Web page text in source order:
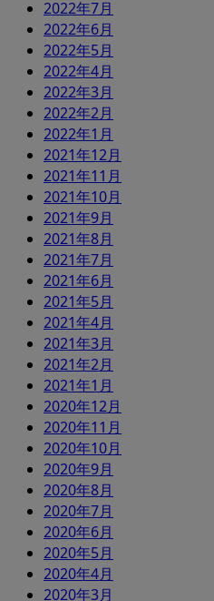
2022年7月
2022年6月
2022年5月
2022年4月
2022年3月
2022年2月
2022年1月
2021年12月
2021年11月
2021年10月
2021年9月
2021年8月
2021年7月
2021年6月
2021年5月
2021年4月
2021年3月
2021年2月
2021年1月
2020年12月
2020年11月
2020年10月
2020年9月
2020年8月
2020年7月
2020年6月
2020年5月
2020年4月
2020年3月